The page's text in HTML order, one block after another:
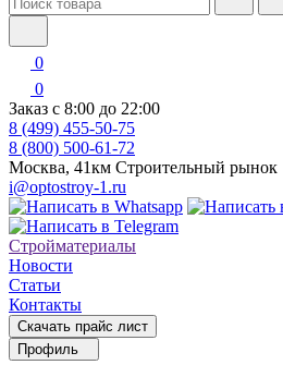
0
0
Заказ с 8:00 до 22:00
8 (499) 455-50-75
8 (800) 500-61-72
Москва, 41км Строительный рынок
i@optostroy-1.ru
Стройматериалы
Новости
Статьи
Контакты
Скачать прайс лист
Профиль